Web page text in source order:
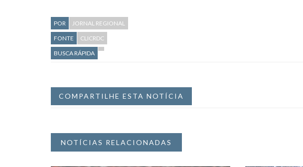
POR
JORNAL REGIONAL
FONTE
CLICRDC
BUSCA RÁPIDA
COMPARTILHE ESTA NOTÍCIA
NOTÍCIAS RELACIONADAS